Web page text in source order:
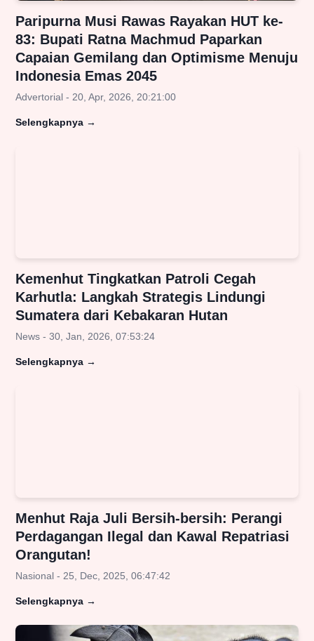
Paripurna Musi Rawas Rayakan HUT ke-
83: Bupati Ratna Machmud Paparkan
Capaian Gemilang dan Optimisme Menuju
Indonesia Emas 2045
Advertorial - 20, Apr, 2026, 20:21:00
Selengkapnya →
Kemenhut Tingkatkan Patroli Cegah
Karhutla: Langkah Strategis Lindungi
Sumatera dari Kebakaran Hutan
News - 30, Jan, 2026, 07:53:24
Selengkapnya →
Menhut Raja Juli Bersih-bersih: Perangi
Perdagangan Ilegal dan Kawal Repatriasi
Orangutan!
Nasional - 25, Dec, 2025, 06:47:42
Selengkapnya →